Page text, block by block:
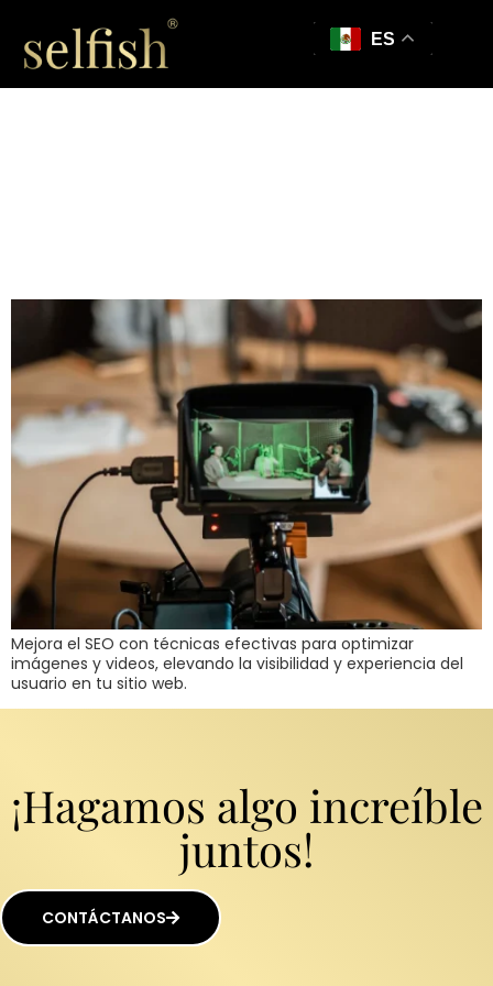
Mejora el SEO con técnicas efectivas para optimizar
imágenes y videos, elevando la visibilidad y experiencia del
usuario en tu sitio web.
¡Hagamos algo increíble
juntos!
CONTÁCTANOS
ES